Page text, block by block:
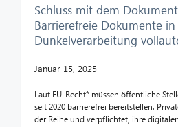
Schluss mit dem
Barrierefreie Dokumente
Dunkelverarbeitung
Januar 15, 2025
Laut EU-Recht* müssen öffentliche
seit 2020 barrierefrei bereitstellen.
der Reihe und verpflichtet, ihre